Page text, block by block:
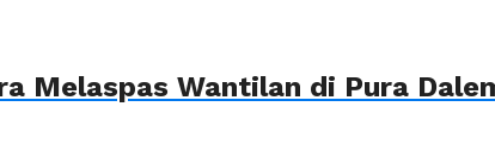
Melaspas Wantilan di Pura